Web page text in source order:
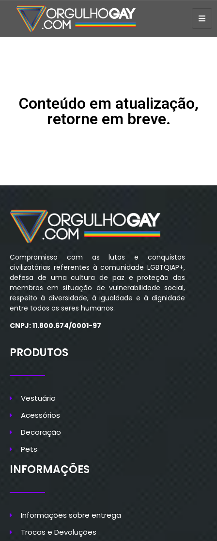
Conteúdo em atualização,
retorne em breve.
Compromisso com as lutas e conquistas
civilizatórias referentes à comunidade LGBTQIAP+,
defesa de uma cultura de paz e proteção dos
membros em situação de vulnerabilidade social,
respeito à diversidade, à igualdade e à dignidade
entre todos os seres humanos.
CNPJ: 11.800.674/0001-97
PRODUTOS
Vestuário
Acessórios
Decoração
Pets
INFORMAÇÕES
Informações sobre entrega
Trocas e Devoluções